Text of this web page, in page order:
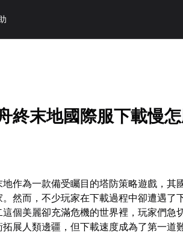
終末地國際服下載慢
地作為一款備受矚目的塔防策略遊戲，其
。然而，不少玩家在下載過程中卻遭遇了
個美麗卻充滿危機的世界裡，玩家們急
展人類邊疆，但下載速度成為了第一道